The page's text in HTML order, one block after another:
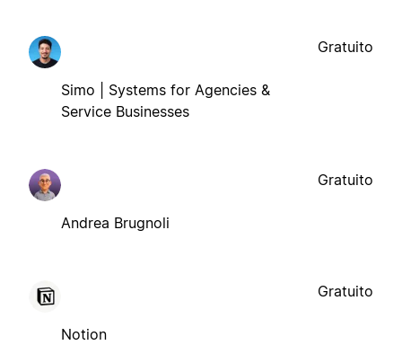
Simo | Systems for Agencies &
Service Businesses
Gratuito
Andrea Brugnoli
Gratuito
Notion
Gratuito